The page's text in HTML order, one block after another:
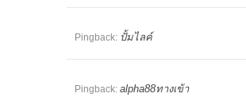
Pingback: ปั้มไลค์
Pingback: alpha88ทางเข้า